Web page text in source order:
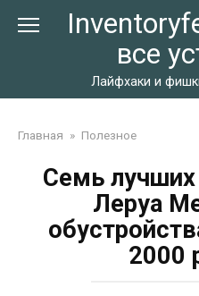
все
Лайфхаки и
Главная » Полезное
Семь лучших
Леруа
2000